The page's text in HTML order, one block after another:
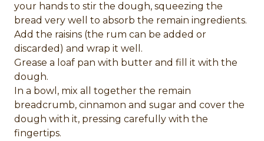
your hands to stir the dough, squeezing the
bread very well to absorb the remain ingredients.
Add the raisins (the rum can be added or
discarded) and wrap it well.
Grease a loaf pan with butter and fill it with the
dough.
In a bowl, mix all together the remain
breadcrumb, cinnamon and sugar and cover the
dough with it, pressing carefully with the
fingertips.